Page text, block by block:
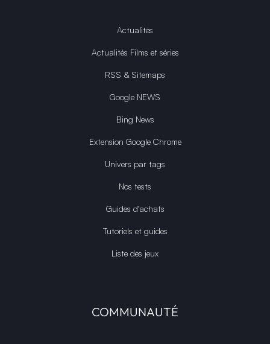
Actualités
Actualités Films et séries
RSS & Sitemaps
Google NEWS
Bing News
Extension Google Chrome
Univers par tags
Nos tests
Guides d'achats
Tutoriels et guides
Liste des jeux
COMMUNAUTÉ